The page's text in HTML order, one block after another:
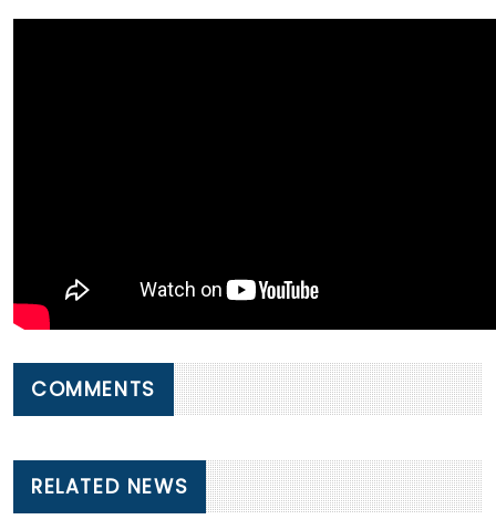
COMMENTS
RELATED NEWS